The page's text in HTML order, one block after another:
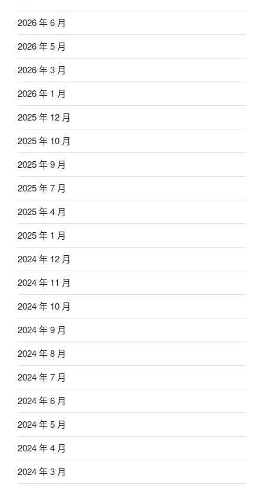
2026 年 6 月
2026 年 5 月
2026 年 3 月
2026 年 1 月
2025 年 12 月
2025 年 10 月
2025 年 9 月
2025 年 7 月
2025 年 4 月
2025 年 1 月
2024 年 12 月
2024 年 11 月
2024 年 10 月
2024 年 9 月
2024 年 8 月
2024 年 7 月
2024 年 6 月
2024 年 5 月
2024 年 4 月
2024 年 3 月